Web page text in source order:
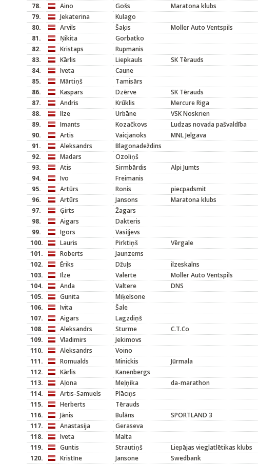
78.
Aino Gošs Maratona klubs
79.
Jekaterina Kulago
80.
Arvils Šaķis Moller Auto Ventspils
81.
Ņikita Gorbatko
82.
Kristaps Rupmanis
83.
Kārlis Liepkauls SK Tērauds
84.
Iveta Caune
85.
Mārtiņš Tamisārs
86.
Kaspars Dzērve SK Tērauds
87.
Andris Krūklis Mercure Riga
88.
Ilze Urbāne VSK Noskrien
89.
Imants Kozačkovs Ludzas novada pašvaldība
90.
Artis Vaicjanoks MNL Jelgava
91.
Aleksandrs Blagonadeždins
92.
Madars Ozoliņš
93.
Atis Sirmbārdis Alpi Jumts
94.
Ivo Freimanis
95.
Artūrs Ronis piecpadsmit
96.
Artūrs Jansons Maratona klubs
97.
Ģirts Žagars
98.
Aigars Dakteris
99.
Igors Vasiļjevs
100.
Lauris Pirktiņš Vērgale
101.
Roberts Jaunzems
102.
Ēriks Džuļs ilzeskalns
103.
Ilze Valerte Moller Auto Ventspils
104.
Anda Valtere DNS
105.
Gunita Miķelsone
106.
Ivita Šale
107.
Aigars Lagzdiņš
108.
Aleksandrs Sturme C.T.Co
109.
Vladimirs Jekimovs
110.
Aleksandrs Voino
111.
Romualds Minickis Jūrmala
112.
Kārlis Kanenbergs
113.
Aļona Meļņika da-marathon
114.
Artis-Samuels Plāciņs
115.
Herberts Tērauds
116.
Jānis Bulāns SPORTLAND 3
117.
Anastasija Geraseva
118.
Iveta Malta
119.
Guntis Strautiņš Liepājas vieglatlētikas klubs
120.
Kristīne Jansone Swedbank